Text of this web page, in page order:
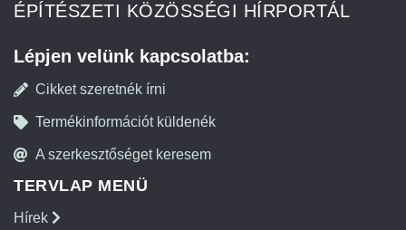
ÉPÍTÉSZETI KÖZÖSSÉGI HÍRPORTÁL
Lépjen velünk kapcsolatba:
Cikket szeretnék írni
Termékinformációt küldenék
A szerkesztőséget keresem
TERVLAP MENÜ
Hírek